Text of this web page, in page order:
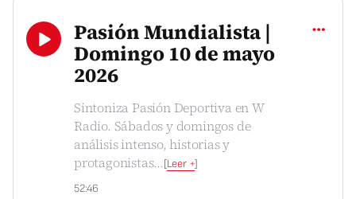
Pasión Mundialista |
Domingo 10 de mayo
2026
Sintoniza Pasión Deportiva en W
Radio. Sábados y domingos de
análisis intenso, historias y
protagonistas...[Leer +]
52:46